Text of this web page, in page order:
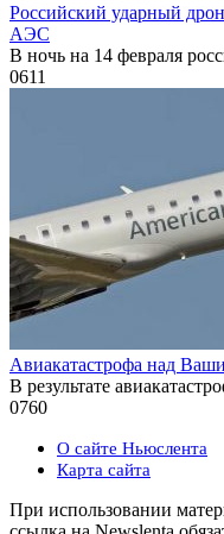
Российский ударный
АЭС
В ночь на 14 февраля
0611
Авиакатастрофа над
В результате
0760
О сайте Ньюслента
Карта сайта
При использовании